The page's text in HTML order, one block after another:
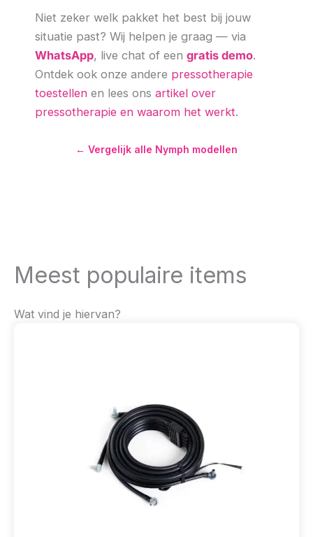
Niet zeker welk pakket het best bij jouw
situatie past? Wij helpen je graag — via
WhatsApp, live chat of een gratis demo.
Ontdek ook onze andere pressotherapie
toestellen en lees ons artikel over
pressotherapie en waarom het werkt.
← Vergelijk alle Nymph modellen
Meest populaire items
Wat vind je hiervan?